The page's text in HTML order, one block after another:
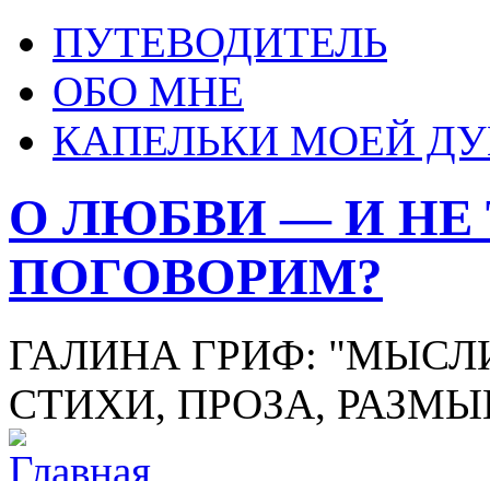
ПУТЕВОДИТЕЛЬ
ОБО МНЕ
КАПЕЛЬКИ МОЕЙ
О ЛЮБВИ — И НЕ
ПОГОВОРИМ?
ГАЛИНА ГРИФ:
СТИХИ, ПРОЗА,